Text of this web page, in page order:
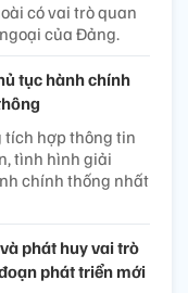
có vai trò quan
của Đảng.
tục hành chính
tích hợp thông tin
tình hình giải
chính thống nhất
phát huy vai trò
phát triển mới